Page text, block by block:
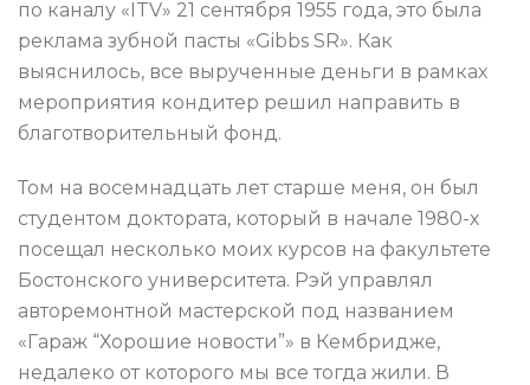
по каналу «ITV» 21 сентября 1955 года, это была
реклама зубной пасты «Gibbs SR». Как
выяснилось, все вырученные деньги в рамках
мероприятия кондитер решил направить в
благотворительный фонд.
Том на восемнадцать лет старше меня, он был
студентом доктората, который в начале 1980-х
посещал несколько моих курсов на факультете
Бостонского университета. Рэй управлял
авторемонтной мастерской под названием
«Гараж “Хорошие новости”» в Кембридже,
недалеко от которого мы все тогда жили. В